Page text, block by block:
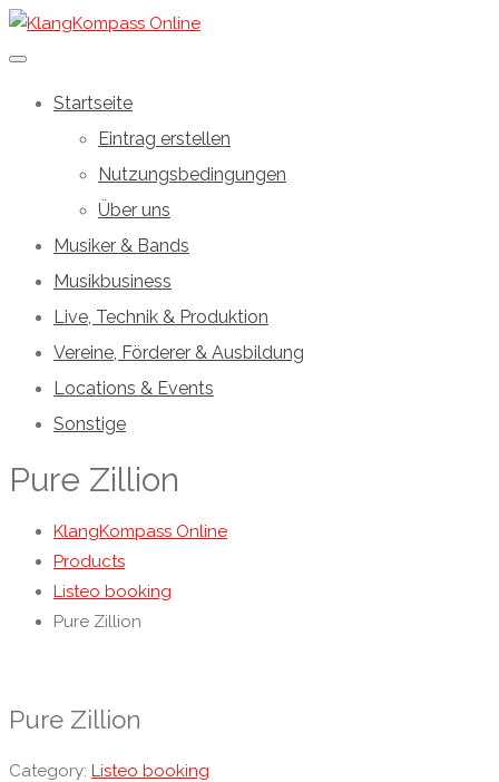
Startseite
Eintrag erstellen
Nutzungsbedingungen
Über uns
Musiker & Bands
Musikbusiness
Live, Technik & Produktion
Vereine, Förderer & Ausbildung
Locations & Events
Sonstige
Pure Zillion
KlangKompass Online
Products
Listeo booking
Pure Zillion
Pure Zillion
Category: Listeo booking